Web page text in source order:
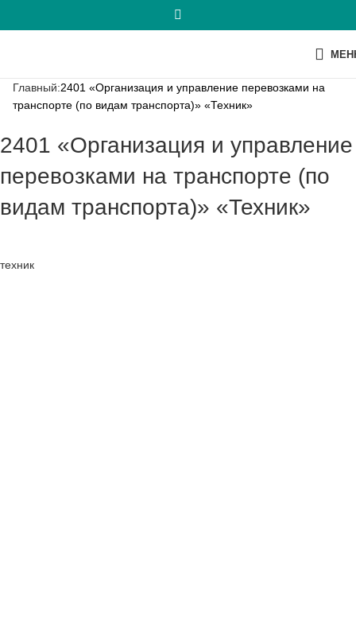
Главный:2401 «Организация и управление перевозками на
транспорте (по видам транспорта)» «Техник»
2401 «Организация и управление
перевозками на транспорте (по
видам транспорта)» «Техник»
техник